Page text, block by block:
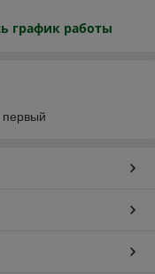
график работы
первый